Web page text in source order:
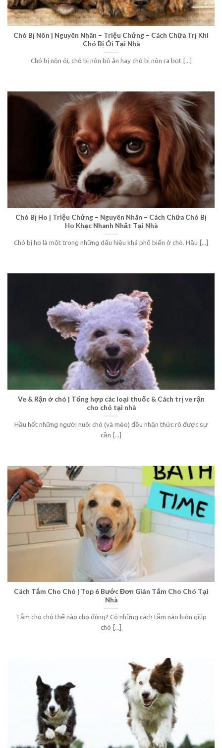
Chó Bị Nôn | Nguyên Nhân – Triệu Chứng – Cách Chữa Trị Khi
Chó Bị Ói Tại Nhà
Chó bị nôn ói, chó bị nôn bỏ ăn hay chó bị nôn ra bọt [...]
Chó Bị Ho | Triệu Chứng – Nguyên Nhân – Cách Chữa Chó Bị
Ho Khạc Nhanh Nhất Tại Nhà
Chó bị ho là một trong những dấu hiệu khá phổ biến ở chó. Hầu [...]
Ve & Rận ở chó | Tổng hợp các loại thuốc & Cách trị ve rận
cho chó tại nhà
Hầu hết những người nuôi chó (và mèo) đều nhận thức rõ được sự
cần [...]
Cách Tắm Cho Chó | Top 6 Bước Đơn Giản Tắm Cho Chó Tại
Nhà
Tắm cho chó thế nào cho đúng? Có những cách tắm nào luôn giúp
chó [...]